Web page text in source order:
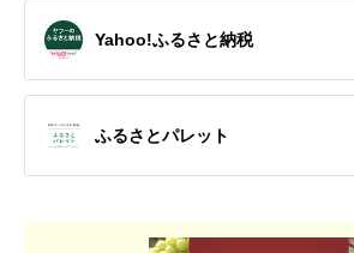
Yahoo!ふるさと納税
ふるさとパレット